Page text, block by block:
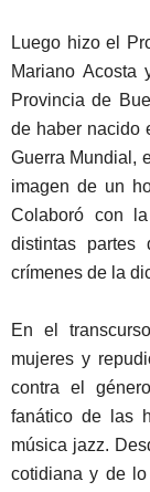
Luego hizo el
Mariano
Provincia de
de haber nacido
Guerra Mundial,
imagen de un
Colaboró con
distintas
crímenes de la
En el
mujeres y
contra el
fanático de las
música jazz.
cotidiana y de